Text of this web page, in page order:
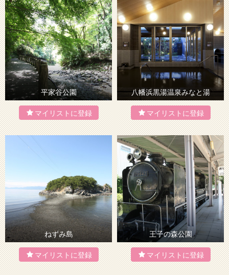
平家谷公園 八幡浜黒湯温泉みなと湯
ねずみ島 王子の森公園